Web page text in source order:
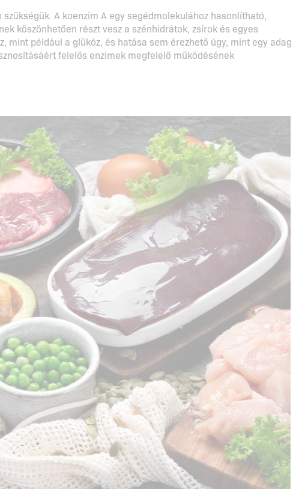
A koenzim A egy segédmolekulához hasonlítható,
köszönhetően részt vesz a szénhidrátok, zsírok és egyes
például a glükóz, és hatása sem érezhető úgy, mint egy adag
felelős enzimek megfelelő működésének